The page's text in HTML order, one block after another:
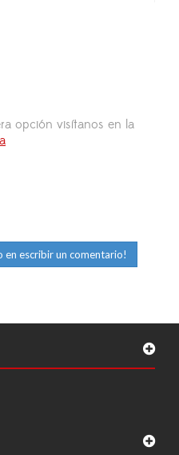
opción visítanos en la
en escribir un comentario!